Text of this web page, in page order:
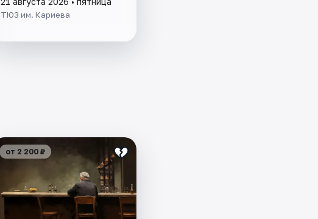
ТЮЗ им. Кариева
от 2 200 ₽